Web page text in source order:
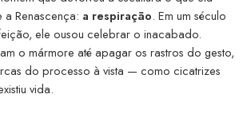
Renascença: a respiração. Em um século
ele ousou celebrar o inacabado.
o mármore até apagar os rastros do gesto,
do processo à vista — como cicatrizes
vida.